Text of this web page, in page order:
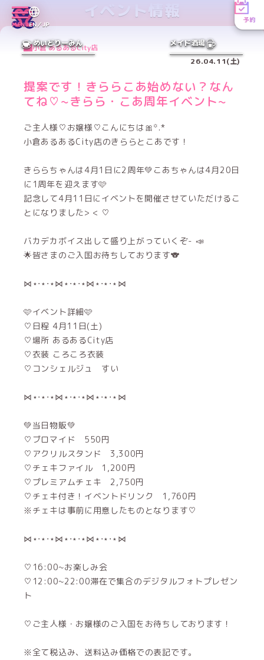
MENUEN／JP
予約
めいどりーみん メイド酒場
イベント情報
小倉 あるあるCity店
26.04.11(土)
提案です！きららこあ始めない？なん
てね♡~きらら・こあ周年イベント~
ご主人様♡お嬢様♡こんにちは🎀꙳.*
小倉あるあるCity店のきららとこあです！
きららちゃんは4月1日に2周年💚こあちゃんは4月20日
に1周年を迎えます🩷
記念して4月11日にイベントを開催させていただけるこ
とになりました> < ♡
バカデカボイス出して盛り上がっていくぞ- 📣
🌟皆さまのご入国お待ちしております🐨
⋈⋆⋅⋆⋅⋆⋈⋆⋅⋆⋅⋆⋈⋆⋅⋆⋅⋆⋈
🩷イベント詳細🩷
♡日程 4月11日(土)
♡場所 あるあるCity店
♡衣装 ころころ衣装
♡コンシェルジュ すい
⋈⋆⋅⋆⋅⋆⋈⋆⋅⋆⋅⋆⋈⋆⋅⋆⋅⋆⋈
💚当日物販💚
♡ブロマイド 550円
♡アクリルスタンド 3,300円
♡チェキファイル 1,200円
♡プレミアムチェキ 2,750円
♡チェキ付き！イベントドリンク 1,760円
※チェキは事前に用意したものとなります♡
⋈⋆⋅⋆⋅⋆⋈⋆⋅⋆⋅⋆⋈⋆⋅⋆⋅⋆⋈
♡16:00~お楽しみ会
♡12:00~22:00滞在で集合のデジタルフォトプレゼン
ト
♡ご主人様・お嬢様のご入国をお待ちしております！
※全て税込み、送料込み価格での表記です。